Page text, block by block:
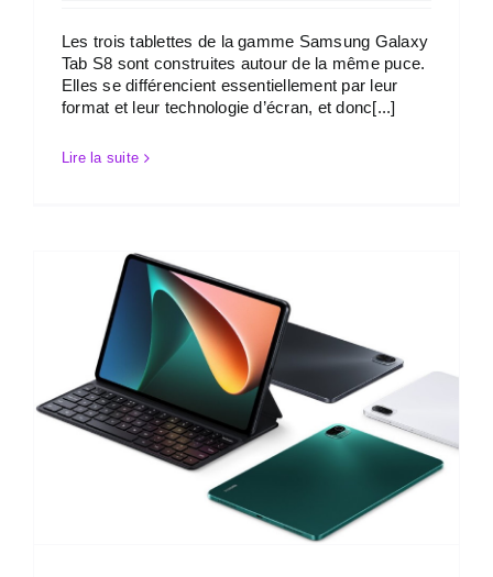
Les trois tablettes de la gamme Samsung Galaxy
Tab S8 sont construites autour de la même puce.
Elles se différencient essentiellement par leur
format et leur technologie d’écran, et donc[...]
Lire la suite